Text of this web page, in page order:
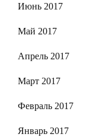
Июнь 2017
Май 2017
Апрель 2017
Март 2017
Февраль 2017
Январь 2017